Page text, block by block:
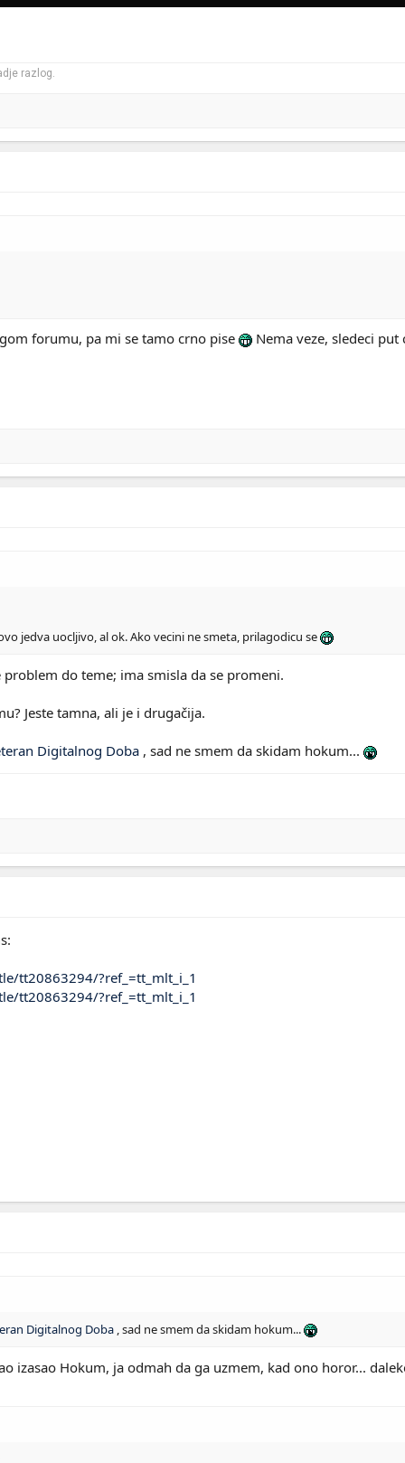
razlog.
forumu, pa mi se tamo crno pise
Nema veze, sledeci
jedva uocljivo, al ok. Ako vecini ne smeta, prilagodicu se
problem do teme; ima smisla da se promeni.
Jeste tamna, ali je i drugačija.
Digitalnog Doba , sad ne smem da skidam hokum...
tt20863294/?ref_=tt_mlt_i_1
tt20863294/?ref_=tt_mlt_i_1
Digitalnog Doba , sad ne smem da skidam hokum...
izasao Hokum, ja odmah da ga uzmem, kad ono horor...